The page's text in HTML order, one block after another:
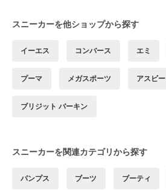
スニーカーを他ショップから探す
イーエス コンバース エミ
プーマ メガスポーツ アスビー
ブリジット バーキン
スニーカーを関連カテゴリから探す
パンプス ブーツ ブーティ